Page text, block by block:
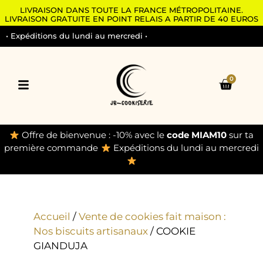
LIVRAISON DANS TOUTE LA FRANCE MÉTROPOLITAINE.
LIVRAISON GRATUITE EN POINT RELAIS A PARTIR DE 40 EUROS
• Expéditions du lundi au mercredi •
0
Offre de bienvenue : -10% avec lecode MIAM10 sur ta
première commande
Expéditions du lundi au mercredi
Accueil /Vente de cookies fait maison :
Nos biscuits artisanaux / COOKIE
GIANDUJA